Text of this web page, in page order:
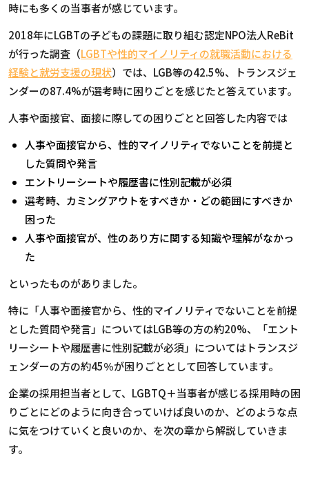
時にも多くの当事者が感じています。
2018年にLGBTの⼦どもの課題に取り組む認定NPO法⼈ReBit
が行った調査（LGBTや性的マイノリティの就職活動における
経験と就労支援の現状）では、LGB等の42.5%、トランスジェ
ンダーの87.4%が選考時に困りごとを感じたと答えています。
人事や面接官、面接に際しての困りごとと回答した内容では
人事や面接官から、性的マイノリティでないことを前提と
した質問や発言
エントリーシートや履歴書に性別記載が必須
選考時、カミングアウトをすべきか・どの範囲にすべきか
困った
人事や面接官が、性のあり方に関する知識や理解がなかっ
た
といったものがありました。
特に「人事や面接官から、性的マイノリティでないことを前提
とした質問や発言」についてはLGB等の方の約20%、「エント
リーシートや履歴書に性別記載が必須」についてはトランスジ
ェンダーの方の約45％が困りごととして回答しています。
企業の採用担当者として、LGBTQ＋当事者が感じる採用時の困
りごとにどのように向き合っていけば良いのか、どのような点
に気をつけていくと良いのか、を次の章から解説していきま
す。